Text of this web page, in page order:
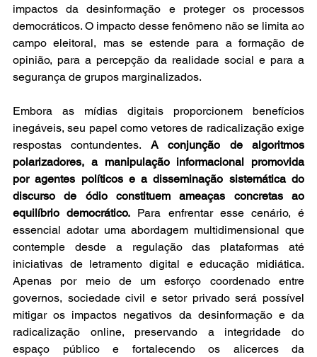
impactos da desinformação e proteger os processos
democráticos. O impacto desse fenômeno não se limita ao
campo eleitoral, mas se estende para a formação de
opinião, para a percepção da realidade social e para a
segurança de grupos marginalizados.
Embora as mídias digitais proporcionem benefícios
inegáveis, seu papel como vetores de radicalização exige
respostas contundentes. A conjunção de algoritmos
polarizadores, a manipulação informacional promovida
por agentes políticos e a disseminação sistemática do
discurso de ódio constituem ameaças concretas ao
equilíbrio democrático. Para enfrentar esse cenário, é
essencial adotar uma abordagem multidimensional que
contemple desde a regulação das plataformas até
iniciativas de letramento digital e educação midiática.
Apenas por meio de um esforço coordenado entre
governos, sociedade civil e setor privado será possível
mitigar os impactos negativos da desinformação e da
radicalização online, preservando a integridade do
espaço público e fortalecendo os alicerces da